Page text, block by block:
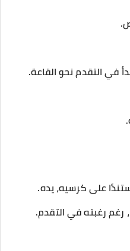
في التقدم نحو القاعة.
على كرسيه، يده.
رغم رغبته في التقدم.